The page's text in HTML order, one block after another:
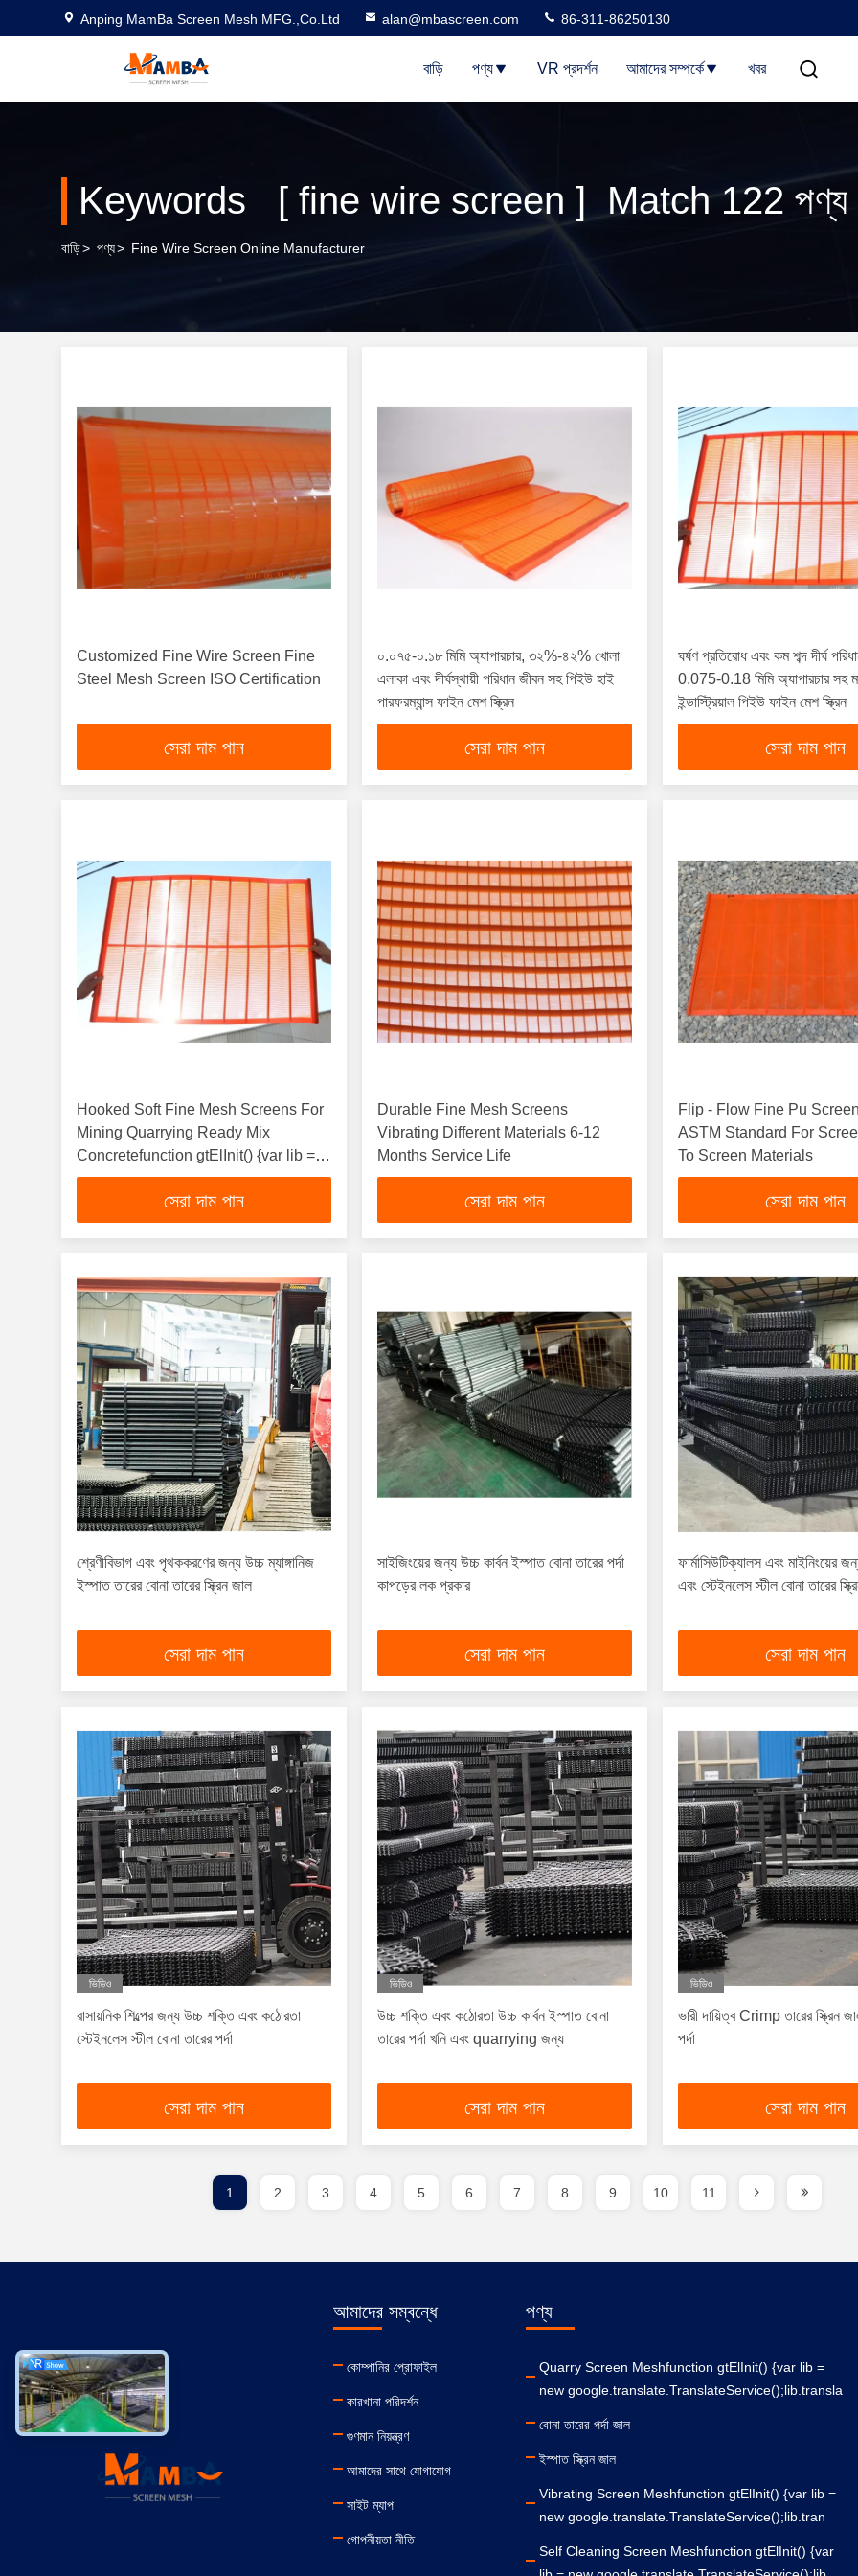
Anping MamBa Screen Mesh MFG.,Co.Ltd alan@mbascreen.com 86-311-86250130
বাড়ি পণ্য VR প্রদর্শন আমাদের সম্পর্কে খবর
Keywords [ fine wire screen ] Match 122 পণ্য
বাড়ি> পণ্য> Fine Wire Screen Online Manufacturer
Customized Fine Wire Screen Fine
Steel Mesh Screen ISO Certification
সেরা দাম পান
০.০৭৫-০.১৮ মিমি অ্যাপারচার, ৩২%-৪২% খোলা
এলাকা এবং দীর্ঘস্থায়ী পরিধান জীবন সহ পিইউ হাই
পারফরম্যান্স ফাইন মেশ স্ক্রিন
সেরা দাম পান
ঘর্ষণ প্রতিরোধ এবং কম শব্দ দীর্ঘ
0.075-0.18 মিমি অ্যাপারচার সহ
ইন্ডাস্ট্রিয়াল পিইউ ফাইন মেশ স্ক্রিন
সেরা দাম পান
Hooked Soft Fine Mesh Screens For
Mining Quarrying Ready Mix
Concretefunction gtElInit() {var lib =
new
google.translate.TranslateService();lib.translatePage('en',
'bn', function () {});}
সেরা দাম পান
Durable Fine Mesh Screens
Vibrating Different Materials 6-12
Months Service Life
সেরা দাম পান
Flip - Flow Fine Pu Screen Mesh
ASTM Standard For
To Screen Materials
সেরা দাম পান
শ্রেণীবিভাগ এবং পৃথককরণের জন্য উচ্চ ম্যাঙ্গানিজ
ইস্পাত তারের বোনা তারের স্ক্রিন জাল
সেরা দাম পান
সাইজিংয়ের জন্য উচ্চ কার্বন ইস্পাত বোনা তারের পর্দা
কাপড়ের লক প্রকার
সেরা দাম পান
ফার্মাসিউটিক্যালস এবং মাইনিংয়ের
এবং স্টেইনলেস স্টীল বোনা তারের
সেরা দাম পান
ভিডিও
রাসায়নিক শিল্পের জন্য উচ্চ শক্তি এবং কঠোরতা
স্টেইনলেস স্টীল বোনা তারের পর্দা
সেরা দাম পান
ভিডিও
উচ্চ শক্তি এবং কঠোরতা উচ্চ কার্বন ইস্পাত বোনা
তারের পর্দা খনি এবং quarrying জন্য
সেরা দাম পান
ভিডিও
ভারী দায়িত্ব Crimp তারের স্ক্রিন
পর্দা
সেরা দাম পান
1 2 3 4 5 6 7 8 9 10 11
আমাদের সম্বন্ধে
কোম্পানির প্রোফাইল
কারখানা পরিদর্শন
গুণমান নিয়ন্ত্রণ
আমাদের সাথে যোগাযোগ
সাইট ম্যাপ
গোপনীয়তা নীতি
পণ্য
Quarry Screen Meshfunction gtElInit() {var lib =
new google.translate.TranslateService();lib.transla
বোনা তারের পর্দা জাল
ইস্পাত স্ক্রিন জাল
Vibrating Screen Meshfunction gtElInit() {var lib =
new google.translate.TranslateService();lib.tran
Self Cleaning Screen Meshfunction gtElInit() {var